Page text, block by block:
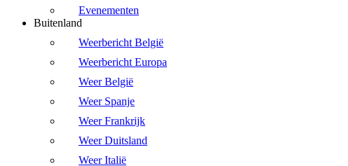
Evenementen
Buitenland
Weerbericht België
Weerbericht Europa
Weer België
Weer Spanje
Weer Frankrijk
Weer Duitsland
Weer Italië